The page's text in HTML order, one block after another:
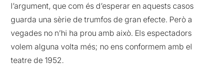
l’argument, que com és d’esperar en aquests casos
guarda una sèrie de trumfos de gran efecte. Però a
vegades no n’hi ha prou amb això. Els espectadors
volem alguna volta més; no ens conformem amb el
teatre de 1952.